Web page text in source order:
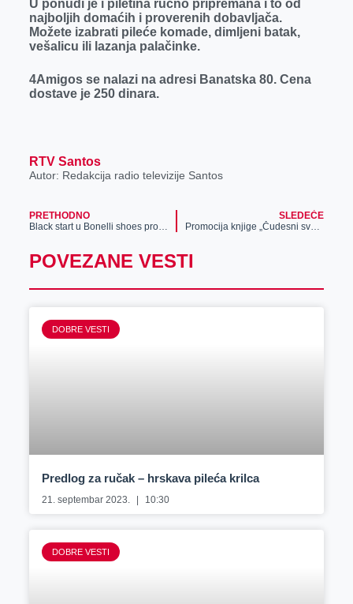
U ponudi je i piletina ručno pripremana i to od
najboljih domaćih i proverenih dobavljača.
Možete izabrati pileće komade, dimljeni batak,
vešalicu ili lazanja palačinke.
4Amigos se nalazi na adresi Banatska 80. Cena
dostave je 250 dinara.
RTV Santos
Autor: Redakcija radio televizije Santos
PRETHODNO
Black start u Bonelli shoes prodavnici
SLEDEĆE
Promocija knjige „Čudesni svet Dunđerskih“
POVEZANE VESTI
DOBRE VESTI
Predlog za ručak – hrskava pileća krilca
21. septembar 2023. 10:30
DOBRE VESTI